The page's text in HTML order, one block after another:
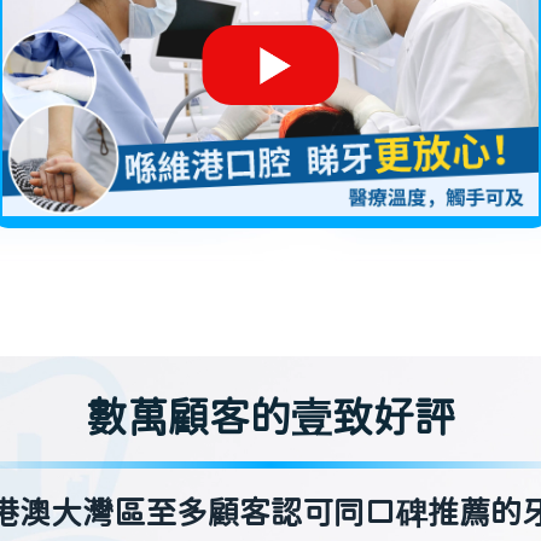
數萬顧客的壹致好評
澳大灣區至多顧客認可同口碑推薦的